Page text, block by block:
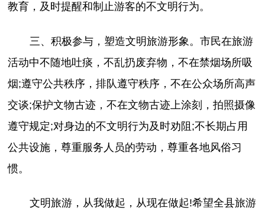
教育，及时提醒和制止游客的不文明行为。
三、积极参与，塑造文明旅游形象。市民在旅游
活动中不随地吐痰，不乱扔废弃物，不在禁烟场所吸
烟;遵守公共秩序，排队遵守秩序，不在公众场所高声
交谈;保护文物古迹，不在文物古迹上涂刻，拍照摄像
遵守规定;对身边的不文明行为及时劝阻;不长期占用
公共设施，尊重服务人员的劳动，尊重各地风俗习
惯。
文明旅游，从我做起，从现在做起!希望全县旅游